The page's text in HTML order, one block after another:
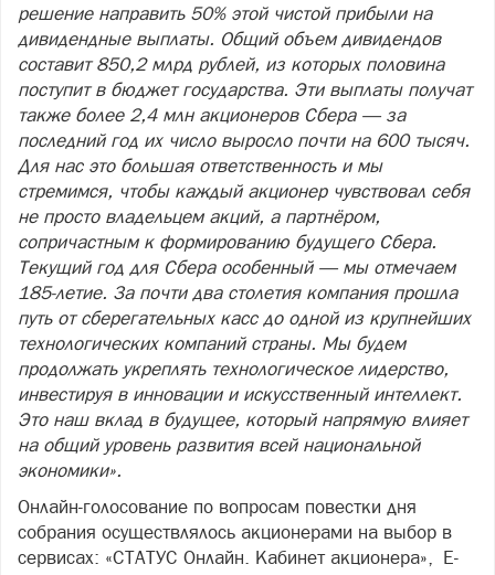
решение направить 50% этой чистой прибыли на
дивидендные выплаты. Общий объем дивидендов
составит 850,2 млрд рублей, из которых половина
поступит в бюджет государства. Эти выплаты получат
также более 2,4 млн акционеров Сбера — за
последний год их число выросло почти на 600 тысяч.
Для нас это большая ответственность и мы
стремимся, чтобы каждый акционер чувствовал себя
не просто владельцем акций, а партнёром,
сопричастным к формированию будущего Сбера.
Текущий год для Сбера особенный — мы отмечаем
185-летие. За почти два столетия компания прошла
путь от сберегательных касс до одной из крупнейших
технологических компаний страны. Мы будем
продолжать укреплять технологическое лидерство,
инвестируя в инновации и искусственный интеллект.
Это наш вклад в будущее, который напрямую влияет
на общий уровень развития всей национальной
экономики».
Онлайн-голосование по вопросам повестки дня
собрания осуществлялось акционерами на выбор в
сервисах: «СТАТУС Онлайн. Кабинет акционера», E-